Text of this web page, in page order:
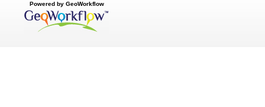
Powered by GeoWorkflow